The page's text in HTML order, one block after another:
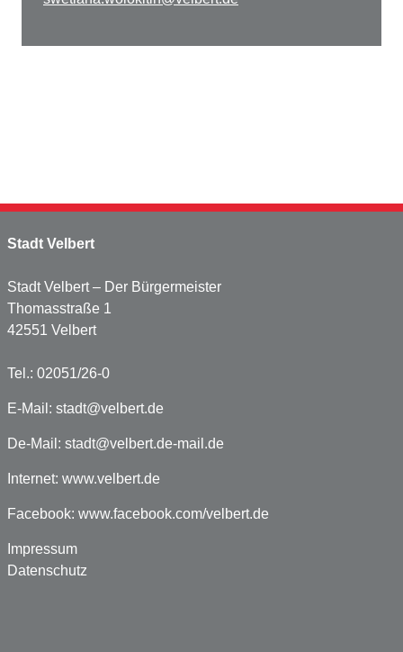
Stadt Velbert
Stadt Velbert – Der Bürgermeister
Thomasstraße 1
42551 Velbert
Tel.: 02051/26-0
E-Mail: stadt@velbert.de
De-Mail: stadt@velbert.de-mail.de
Internet: www.velbert.de
Facebook: www.facebook.com/velbert.de
Impressum
Datenschutz